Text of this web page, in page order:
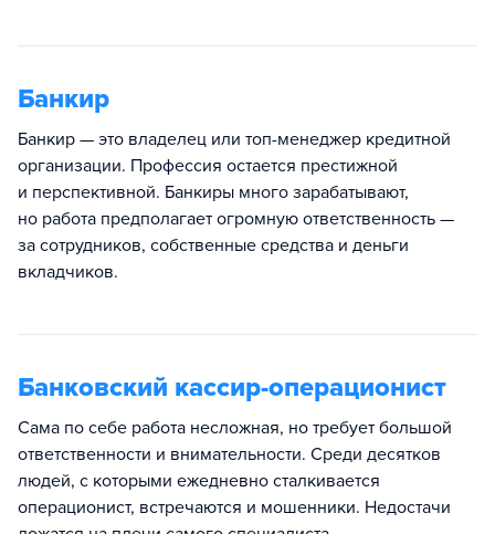
Банкир
Банкир — это владелец или топ-менеджер кредитной
организации. Профессия остается престижной
и перспективной. Банкиры много зарабатывают,
но работа предполагает огромную ответственность —
за сотрудников, собственные средства и деньги
вкладчиков.
Банковский кассир-операционист
Сама по себе работа несложная, но требует большой
ответственности и внимательности. Среди десятков
людей, с которыми ежедневно сталкивается
операционист, встречаются и мошенники. Недостачи